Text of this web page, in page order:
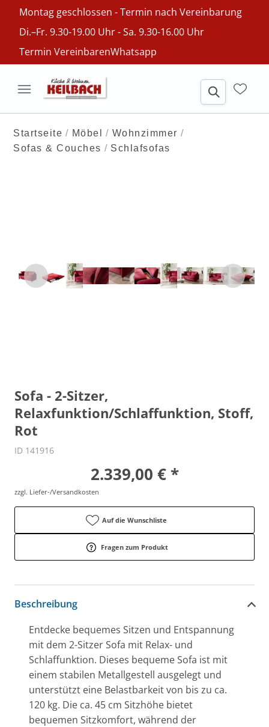
Montag geschlossen - Termin nach Vereinbarung
Di.–Fr. 9.30-19.00 Uhr - Sa. 9.30-16.00 Uhr
Termin VereinbarenWhatsapp
Startseite Möbel
Wohnzimmer
Sofas & Couches
Schlafsofas
Sofa - 2-Sitzer,
Relaxfunktion/Schlaffunktion, Stoff,
Rot
ID 141916
2.339,00 € *
zzgl. Liefer-/Versandkosten
Auf die Wunschliste
Fragen zum Produkt
Beschreibung
Entdecke bequemes Sitzen und Entspannung
mit dem 2-Sitzer Sofa mit Relax- und
Schlaffunktion. Dieses bequeme Sofa ist mit
einem stabilen Metallgestell ausgelegt und
unterstützt eine Belastbarkeit von bis zu ca.
120 kg. Die ca. 45 cm Sitzhöhe bietet
bequemen Sitzkomfort, während der